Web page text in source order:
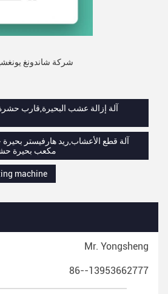
شركة شاندونغ
آلة إزالة عشب البحيرة,قارب
مكعب بحيرة
machine
Mr. Yongsheng
86--13953662777